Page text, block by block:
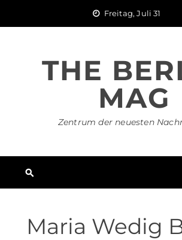
Freitag, Juli 31
THE
MAG
Zentrum der neuesten
Maria Wedig